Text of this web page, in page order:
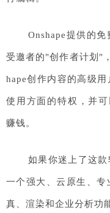
Onshape提供的
受邀者的"创作者计划"
hape创作内容的高级
使用方面的特权，并可
赚钱。
如果你迷上了这
一个强大、云原生、
真、渲染和企业分析功